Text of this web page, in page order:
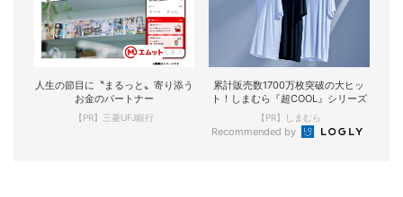
人生の節目に〝まるっと〟寄り添う
お金のパートナー
【PR】三菱UFJ銀行
累計販売数1700万枚突破の大ヒッ
ト！しまむら『超COOL』シリーズ
【PR】しまむら
Recommended by